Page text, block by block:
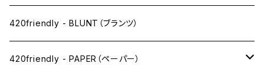
ドライ系
ワックス系
420friendly - BLUNT（ブランツ）
420friendly - PAPER（ペーパー）